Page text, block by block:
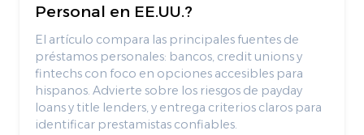
Personal en EE.UU.?
El artículo compara las principales fuentes de
préstamos personales: bancos, credit unions y
fintechs con foco en opciones accesibles para
hispanos. Advierte sobre los riesgos de payday
loans y title lenders, y entrega criterios claros para
identificar prestamistas confiables.